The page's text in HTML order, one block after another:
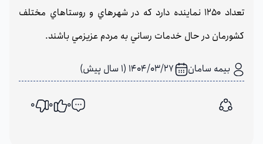
تعداد 1250 نماينده دارد كه در شهرهاي و روستاهاي مختلف
كشورمان در حال خدمات رساني به مردم عزيزمي باشند.
بیمه سامان 1404/03/27 (1 سال پیش)
اشتراک گذاری
0
0
0